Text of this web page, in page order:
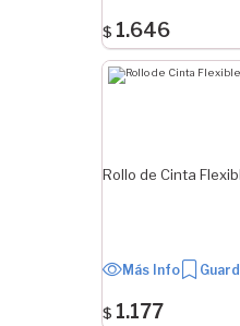
$ 1.646
Rollo de Cinta
Más Info
$ 1.177